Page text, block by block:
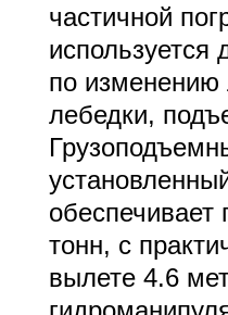
частичной
используется
по изменению
лебедки,
обеспечивает
тонн, с
вылете 4.6